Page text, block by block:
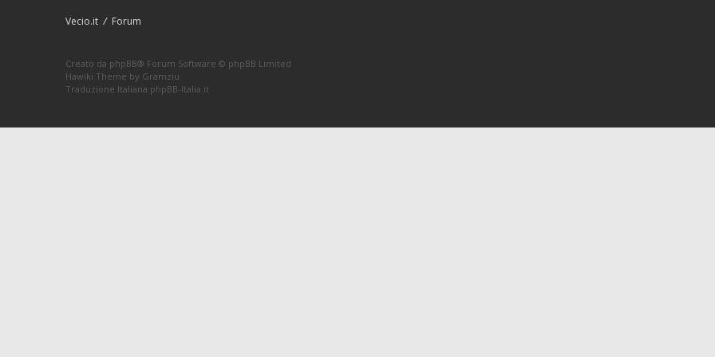
Vecio.it Forum
Creato da phpBB® Forum Software © phpBB Limited
Hawiki Theme by Gramziu
Traduzione Italiana phpBB-Italia.it